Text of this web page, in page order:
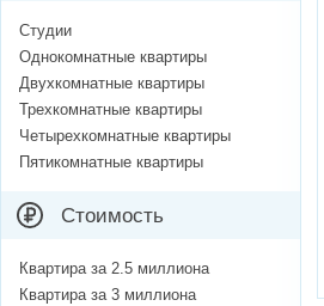
Студии
Однокомнатные квартиры
Двухкомнатные квартиры
Трехкомнатные квартиры
Четырехкомнатные квартиры
Пятикомнатные квартиры
Стоимость
Квартира за 2.5 миллиона
Квартира за 3 миллиона